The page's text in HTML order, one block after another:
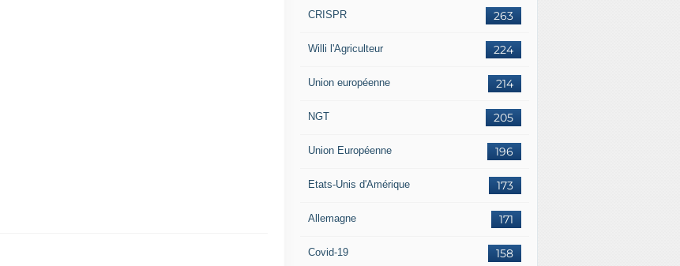
263
CRISPR
224
Willi l'Agriculteur
214
Union européenne
205
NGT
196
Union Européenne
173
Etats-Unis d'Amérique
171
Allemagne
158
Covid-19